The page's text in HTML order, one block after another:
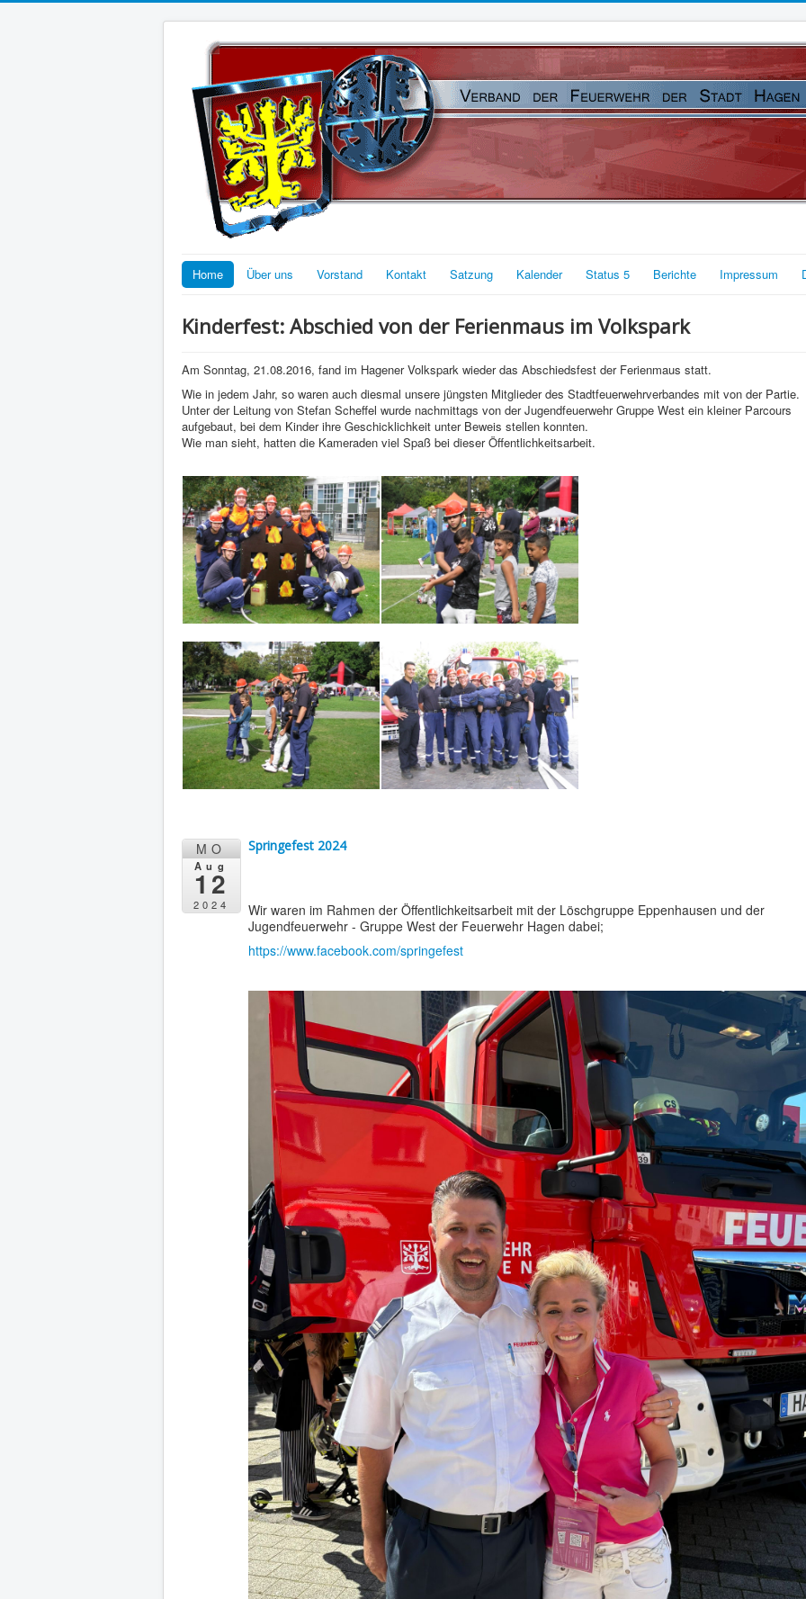
Home Über uns Vorstand Kontakt Satzung Kalender Status 5 Berichte Impressum
Kinderfest: Abschied von der Ferienmaus im Volkspark
Am Sonntag, 21.08.2016, fand im Hagener Volkspark wieder das Abschiedsfest der Ferienmaus statt.
Wie in jedem Jahr, so waren auch diesmal unsere jüngsten Mitglieder des Stadtfeuerwehrverbandes mit von der Partie.
Unter der Leitung von Stefan Scheffel wurde nachmittags von der Jugendfeuerwehr Gruppe West ein kleiner Parcours
aufgebaut, bei dem Kinder ihre Geschicklichkeit unter Beweis stellen konnten.
Wie man sieht, hatten die Kameraden viel Spaß bei dieser Öffentlichkeitsarbeit.
MO
Aug
12
2024
Springefest 2024
Wir waren im Rahmen der Öffentlichkeitsarbeit mit der Löschgruppe Eppenhausen und der
Jugendfeuerwehr - Gruppe West der Feuerwehr Hagen dabei;
https://www.facebook.com/springefest